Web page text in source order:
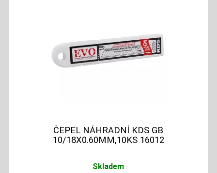
ČEPEL NÁHRADNÍ KDS GB
10/18X0.60MM,10KS 16012
Skladem